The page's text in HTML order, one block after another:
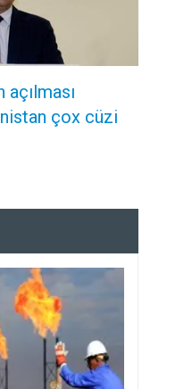
çox cüzi